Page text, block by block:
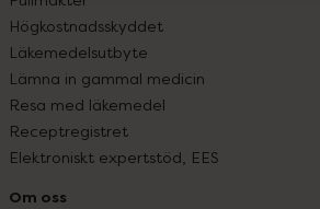
Högkostnadsskyddet
Läkemedelsutbyte
Lämna in gammal medicin
Resa med läkemedel
Receptregistret
Elektroniskt expertstöd, EES
Om oss